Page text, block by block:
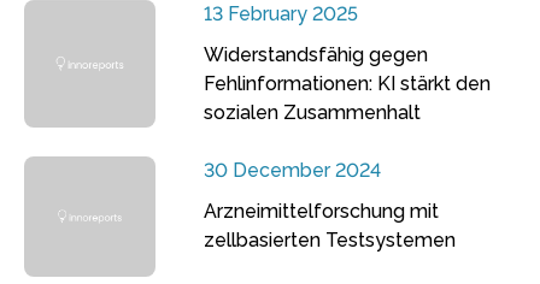
13 February 2025
Widerstandsfähig gegen
Fehlinformationen: KI stärkt den
sozialen Zusammenhalt
30 December 2024
Arzneimittelforschung mit
zellbasierten Testsystemen